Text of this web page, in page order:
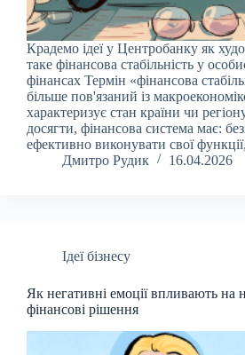
Крадемо ідеї у Центробанку як
таке фінансова стабільність у
фінансах Термін «фінансова
більше пов'язаний із
характеризує стан країни чи
досягти, фінансова система має:
ефективно виконувати свої
Дмитро Рудик
16.04.2026
Ідеї бізнесу
Як негативні емоції впливають на
фінансові рішення